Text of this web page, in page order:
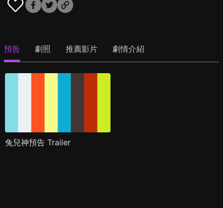
預告 劇照 推薦影片 劇情介紹
兔兒神預告 Trailer